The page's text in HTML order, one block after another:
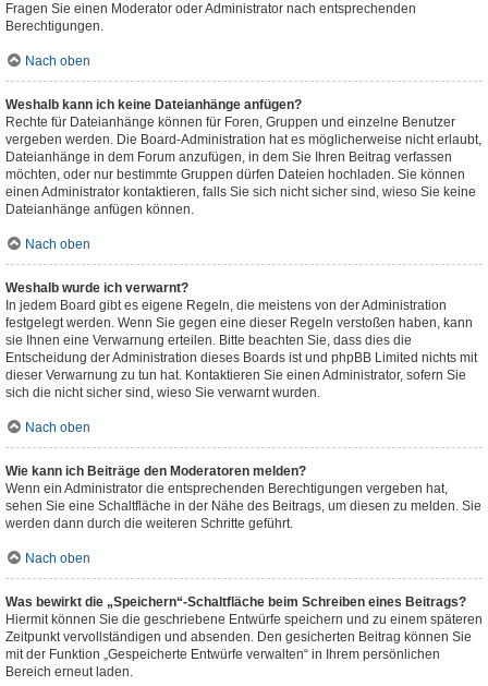
Fragen Sie einen Moderator oder Administrator nach entsprechenden
Berechtigungen.
Nach oben
Weshalb kann ich keine Dateianhänge anfügen?
Rechte für Dateianhänge können für Foren, Gruppen und einzelne Benutzer
vergeben werden. Die Board-Administration hat es möglicherweise nicht erlaubt,
Dateianhänge in dem Forum anzufügen, in dem Sie Ihren Beitrag verfassen
möchten, oder nur bestimmte Gruppen dürfen Dateien hochladen. Sie können
einen Administrator kontaktieren, falls Sie sich nicht sicher sind, wieso Sie keine
Dateianhänge anfügen können.
Nach oben
Weshalb wurde ich verwarnt?
In jedem Board gibt es eigene Regeln, die meistens von der Administration
festgelegt werden. Wenn Sie gegen eine dieser Regeln verstoßen haben, kann
sie Ihnen eine Verwarnung erteilen. Bitte beachten Sie, dass dies die
Entscheidung der Administration dieses Boards ist und phpBB Limited nichts mit
dieser Verwarnung zu tun hat. Kontaktieren Sie einen Administrator, sofern Sie
sich die nicht sicher sind, wieso Sie verwarnt wurden.
Nach oben
Wie kann ich Beiträge den Moderatoren melden?
Wenn ein Administrator die entsprechenden Berechtigungen vergeben hat,
sehen Sie eine Schaltfläche in der Nähe des Beitrags, um diesen zu melden. Sie
werden dann durch die weiteren Schritte geführt.
Nach oben
Was bewirkt die „Speichern“-Schaltfläche beim Schreiben eines Beitrags?
Hiermit können Sie die geschriebene Entwürfe speichern und zu einem späteren
Zeitpunkt vervollständigen und absenden. Den gesicherten Beitrag können Sie
mit der Funktion „Gespeicherte Entwürfe verwalten“ in Ihrem persönlichen
Bereich erneut laden.